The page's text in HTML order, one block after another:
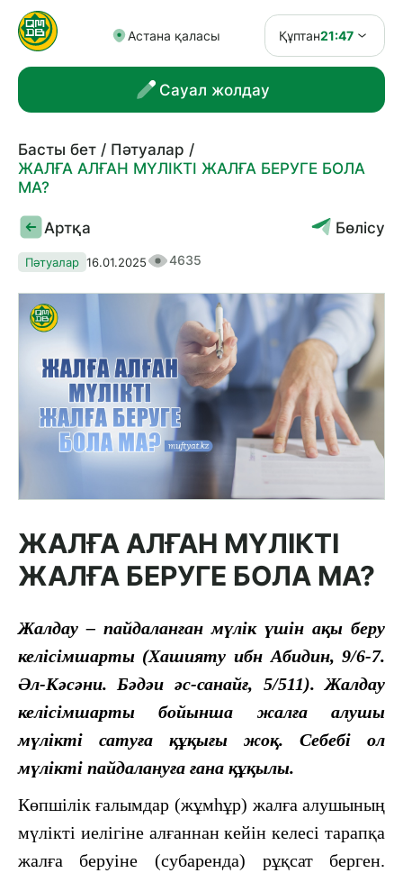
Астана қаласы Құптан21:47
Сауал жолдау
Басты бет
Пәтуалар
ЖАЛҒА АЛҒАН МҮЛІКТІ ЖАЛҒА БЕРУГЕ БОЛА
МА?
Артқа Бөлісу
Пәтуалар 16.01.2025 4635
ЖАЛҒА АЛҒАН МҮЛІКТІ
ЖАЛҒА БЕРУГЕ БОЛА МА?
Жалдау – пайдаланған мүлік үшін ақы беру
келісімшарты (Хашияту ибн Абидин, 9/6-7.
Әл-Кәсәни. Бәдәи әс-санайғ, 5/511). Жалдау
келісімшарты бойынша жалға алушы
мүлікті сатуға құқығы жоқ. Себебі ол
мүлікті пайдалануға ғана құқылы.
Көпшілік ғалымдар (жұмһұр) жалға алушының
мүлікті иелігіне алғаннан кейін келесі тарапқа
жалға беруіне (субаренда) рұқсат берген.